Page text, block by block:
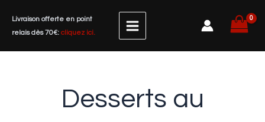
contenu
Livraison offerte en point
relais dès 70€: cliquez ici.
Desserts au